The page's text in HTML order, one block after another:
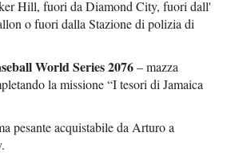
Hill, fuori da Diamond City, fuori dall'
o fuori dalla Stazione di polizia di
World Series 2076– mazza
la missione “I tesori di Jamaica
pesante acquistabile da Arturo a